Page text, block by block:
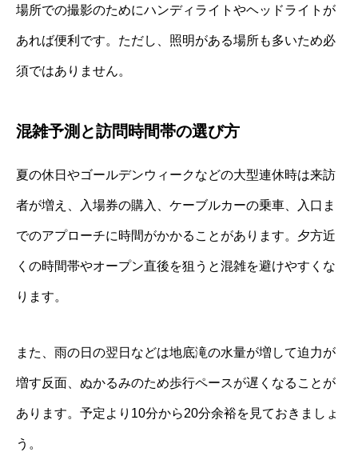
場所での撮影のためにハンディライトやヘッドライトが
あれば便利です。ただし、照明がある場所も多いため必
須ではありません。
混雑予測と訪問時間帯の選び方
夏の休日やゴールデンウィークなどの大型連休時は来訪
者が増え、入場券の購入、ケーブルカーの乗車、入口ま
でのアプローチに時間がかかることがあります。夕方近
くの時間帯やオープン直後を狙うと混雑を避けやすくな
ります。
また、雨の日の翌日などは地底滝の水量が増して迫力が
増す反面、ぬかるみのため歩行ペースが遅くなることが
あります。予定より10分から20分余裕を見ておきましょ
う。